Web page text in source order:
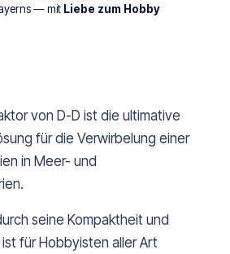
— mit Liebe zum Hobby
von D-D ist die ultimative
für die Verwirbelung einer
in Meer- und
seine Kompaktheit und
für Hobbyisten aller Art